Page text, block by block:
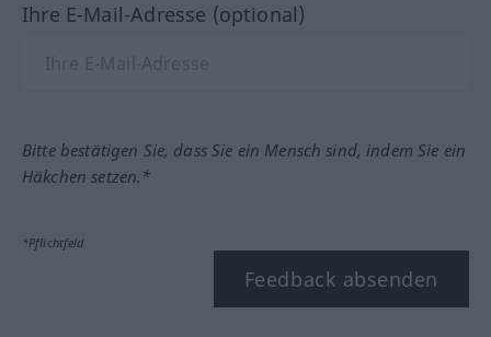
Ihre E-Mail-Adresse (optional)
Bitte bestätigen Sie, dass Sie ein Mensch sind, indem Sie ein
Häkchen setzen.*
*Pflichtfeld
Feedback absenden